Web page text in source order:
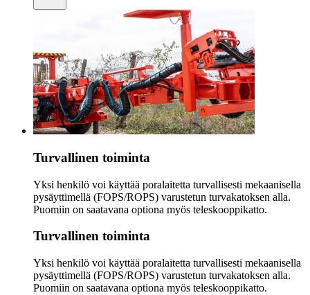
Turvallinen toiminta
Yksi henkilö voi käyttää poralaitetta turvallisesti mekaanisella
pysäyttimellä (FOPS/ROPS) varustetun turvakatoksen alla.
Puomiin on saatavana optiona myös teleskooppikatto.
Turvallinen toiminta
Yksi henkilö voi käyttää poralaitetta turvallisesti mekaanisella
pysäyttimellä (FOPS/ROPS) varustetun turvakatoksen alla.
Puomiin on saatavana optiona myös teleskooppikatto.